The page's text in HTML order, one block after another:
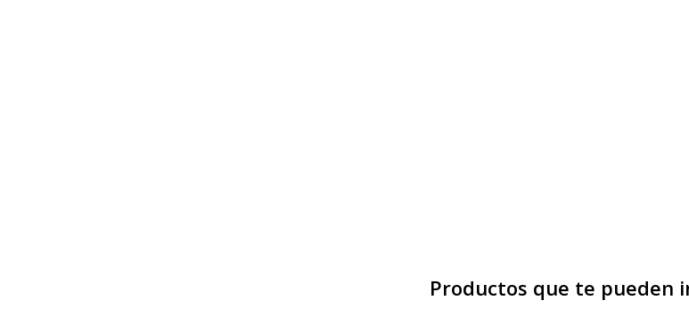
Productos que te pueden